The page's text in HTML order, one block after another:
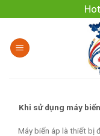
to
content
Khi sử dụng máy
Máy biến áp là thiết bị